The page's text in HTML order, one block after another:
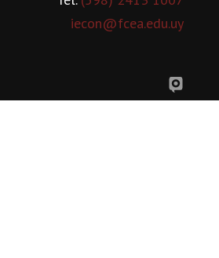
iecon@fcea.edu.uy